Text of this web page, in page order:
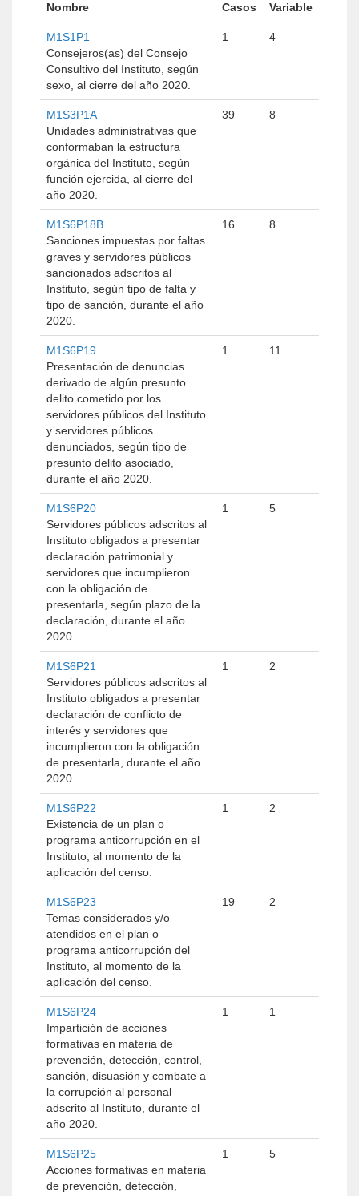
Nombre Casos Variable
M1S1P1
Consejeros(as) del Consejo
Consultivo del Instituto, según
sexo, al cierre del año 2020.
1 4
M1S3P1A
Unidades administrativas que
conformaban la estructura
orgánica del Instituto, según
función ejercida, al cierre del
año 2020.
39 8
M1S6P18B
Sanciones impuestas por faltas
graves y servidores públicos
sancionados adscritos al
Instituto, según tipo de falta y
tipo de sanción, durante el año
2020.
16 8
M1S6P19
Presentación de denuncias
derivado de algún presunto
delito cometido por los
servidores públicos del Instituto
y servidores públicos
denunciados, según tipo de
presunto delito asociado,
durante el año 2020.
1 11
M1S6P20
Servidores públicos adscritos al
Instituto obligados a presentar
declaración patrimonial y
servidores que incumplieron
con la obligación de
presentarla, según plazo de la
declaración, durante el año
2020.
1 5
M1S6P21
Servidores públicos adscritos al
Instituto obligados a presentar
declaración de conflicto de
interés y servidores que
incumplieron con la obligación
de presentarla, durante el año
2020.
1 2
M1S6P22
Existencia de un plan o
programa anticorrupción en el
Instituto, al momento de la
aplicación del censo.
1 2
M1S6P23
Temas considerados y/o
atendidos en el plan o
programa anticorrupción del
Instituto, al momento de la
aplicación del censo.
19 2
M1S6P24
Impartición de acciones
formativas en materia de
prevención, detección, control,
sanción, disuasión y combate a
la corrupción al personal
adscrito al Instituto, durante el
año 2020.
1 1
M1S6P25
Acciones formativas en materia
de prevención, detección,
1 5